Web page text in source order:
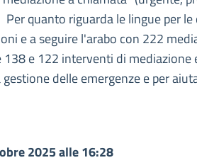
quanto riguarda le lingue per
e a seguire l'arabo con 222
e 122 interventi di
delle emergenze e per
2025 alle 16:28